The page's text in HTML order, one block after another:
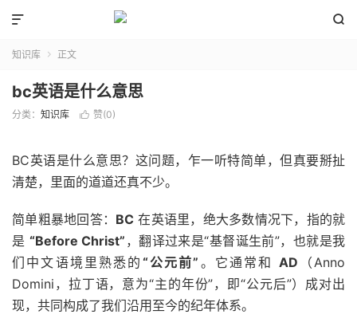


知识库  正文
bc英语是什么意思
分类： 知识库  赞(0)
BC英语是什么意思？这问题，乍一听特简单，但真要掰扯
清楚，里面的道道还真不少。
简单粗暴地回答： BC 在英语里，绝大多数情况下，指的就
是 “Before Christ” ，翻译过来是“基督诞生前”，也就是我
们中文语境里熟悉的 “公元前” 。它通常和 AD （Anno
Domini，拉丁语，意为“主的年份”，即“公元后”）成对出
现，共同构成了我们沿用至今的纪年体系。